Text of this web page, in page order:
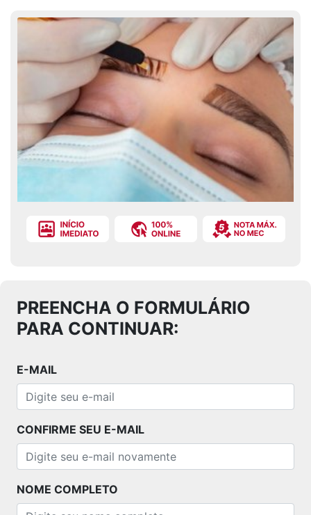
PREENCHA O FORMULÁRIO
PARA CONTINUAR:
E-MAIL
CONFIRME SEU E-MAIL
NOME COMPLETO